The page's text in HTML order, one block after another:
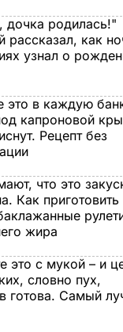
родилась!"
рассказал, как
узнал о
это в каждую
капроновой
Рецепт без
что это
Как приготовить
жира
это с мукой – и
словно пух,
готова. Самый